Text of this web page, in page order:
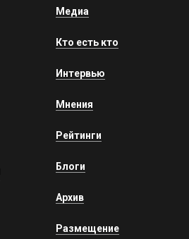
Медиа
Кто есть кто
Интервью
Мнения
Рейтинги
Блоги
Архив
Размещение